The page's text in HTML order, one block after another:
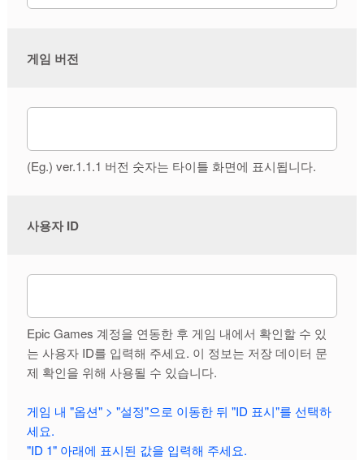
게임 버전
(Eg.) ver.1.1.1 버전 숫자는 타이틀 화면에 표시됩니다.
사용자 ID
Epic Games 계정을 연동한 후 게임 내에서 확인할 수 있
는 사용자 ID를 입력해 주세요. 이 정보는 저장 데이터 문
제 확인을 위해 사용될 수 있습니다.
게임 내 "옵션" > "설정"으로 이동한 뒤 "ID 표시"를 선택하
세요.
"ID 1" 아래에 표시된 값을 입력해 주세요.